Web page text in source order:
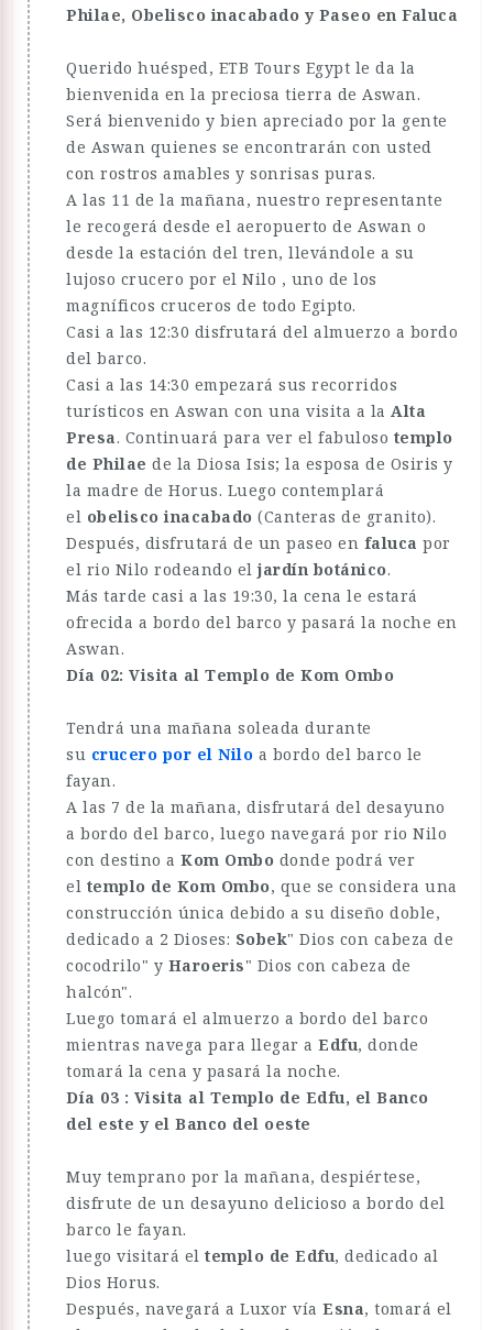
Philae, Obelisco inacabado y Paseo en Faluca
Querido huésped, ETB Tours Egypt le da la
bienvenida en la preciosa tierra de Aswan.
Será bienvenido y bien apreciado por la gente
de Aswan quienes se encontrarán con usted
con rostros amables y sonrisas puras.
A las 11 de la mañana, nuestro representante
le recogerá desde el aeropuerto de Aswan o
desde la estación del tren, llevándole a su
lujoso crucero por el Nilo , uno de los
magníficos cruceros de todo Egipto.
Casi a las 12:30 disfrutará del almuerzo a bordo
del barco.
Casi a las 14:30 empezará sus recorridos
turísticos en Aswan con una visita a la Alta
Presa. Continuará para ver el fabuloso templo
de Philae de la Diosa Isis; la esposa de Osiris y
la madre de Horus. Luego contemplará
el obelisco inacabado (Canteras de granito).
Después, disfrutará de un paseo en faluca por
el rio Nilo rodeando eljardín botánico.
Más tarde casi a las 19:30, la cena le estará
ofrecida a bordo del barco y pasará la noche en
Aswan.
Día 02: Visita al Templo de Kom Ombo
Tendrá una mañana soleada durante
su crucero por el Nilo a bordo del barco le
fayan.
A las 7 de la mañana, disfrutará del desayuno
a bordo del barco, luego navegará por rio Nilo
con destino a Kom Ombo donde podrá ver
el templo de Kom Ombo, que se considera una
construcción única debido a su diseño doble,
dedicado a 2 Dioses: Sobek" Dios con cabeza de
cocodrilo" y Haroeris" Dios con cabeza de
halcón".
Luego tomará el almuerzo a bordo del barco
mientras navega para llegar a Edfu, donde
tomará la cena y pasará la noche.
Día 03 : Visita al Templo de Edfu, el Banco
del este y el Banco del oeste
Muy temprano por la mañana, despiértese,
disfrute de un desayuno delicioso a bordo del
barco le fayan.
luego visitará el templo de Edfu, dedicado al
Dios Horus.
Después, navegará a Luxor vía Esna, tomará el